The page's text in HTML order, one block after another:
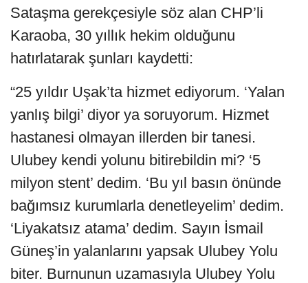
Sataşma gerekçesiyle söz alan CHP’li
Karaoba, 30 yıllık hekim olduğunu
hatırlatarak şunları kaydetti:
“25 yıldır Uşak’ta hizmet ediyorum. ‘Yalan
yanlış bilgi’ diyor ya soruyorum. Hizmet
hastanesi olmayan illerden bir tanesi.
Ulubey kendi yolunu bitirebildin mi? ‘5
milyon stent’ dedim. ‘Bu yıl basın önünde
bağımsız kurumlarla denetleyelim’ dedim.
‘Liyakatsız atama’ dedim. Sayın İsmail
Güneş’in yalanlarını yapsak Ulubey Yolu
biter. Burnunun uzamasıyla Ulubey Yolu